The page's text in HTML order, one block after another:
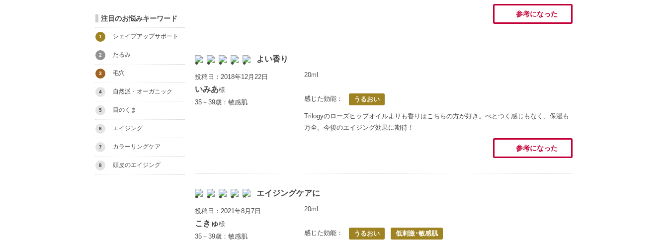
参考になった
よい香り
投稿日：2018年12月22日
いみあ様
35－39歳：敏感肌
20ml
感じた効能： うるおい
Trilogyのローズヒップオイルよりも香りはこちらの方が好き。べとつく感じもなく、保湿も
万全。今後のエイジング効果に期待！
参考になった
エイジングケアに
投稿日：2021年8月7日
こきゅ様
35－39歳：敏感肌
20ml
感じた効能： うるおい 低刺激･敏感肌
注目のお悩みキーワード
1 シェイプアップサポート
2 たるみ
3 毛穴
4 自然派・オーガニック
5 目のくま
6 エイジング
7 カラーリングケア
8 頭皮のエイジング